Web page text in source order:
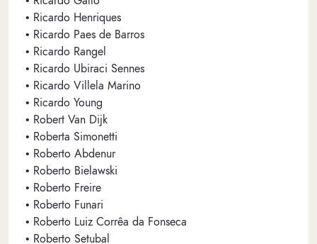
• Ricardo Henriques
• Ricardo Paes de Barros
• Ricardo Rangel
• Ricardo Ubiraci Sennes
• Ricardo Villela Marino
• Ricardo Young
• Robert Van Dijk
• Roberta Simonetti
• Roberto Abdenur
• Roberto Bielawski
• Roberto Freire
• Roberto Funari
• Roberto Luiz Corrêa da Fonseca
• Roberto Setubal